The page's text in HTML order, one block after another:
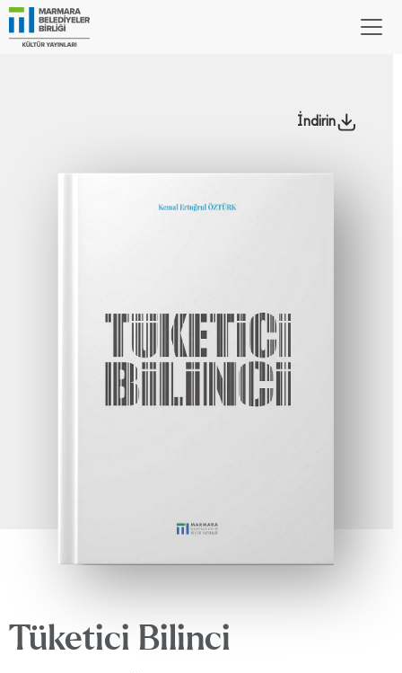
İndirin
Tüketici Bilinci